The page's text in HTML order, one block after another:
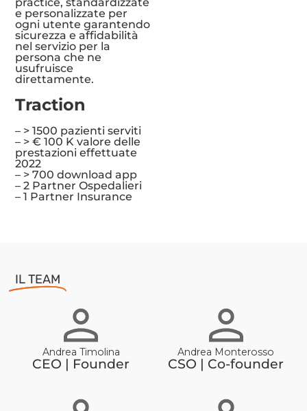
e personalizzate per
ogni utente garantendo
sicurezza e affidabilità
nel servizio per la
persona che ne
usufruisce
direttamente.
Traction
– > 1500 pazienti serviti
– > € 100 K valore delle
prestazioni effettuate
2022
– > 700 download app
– 2 Partner Ospedalieri
– 1 Partner Insurance
IL TEAM
Andrea Timolina
CEO | Founder
Andrea Monterosso
CSO | Co-founder